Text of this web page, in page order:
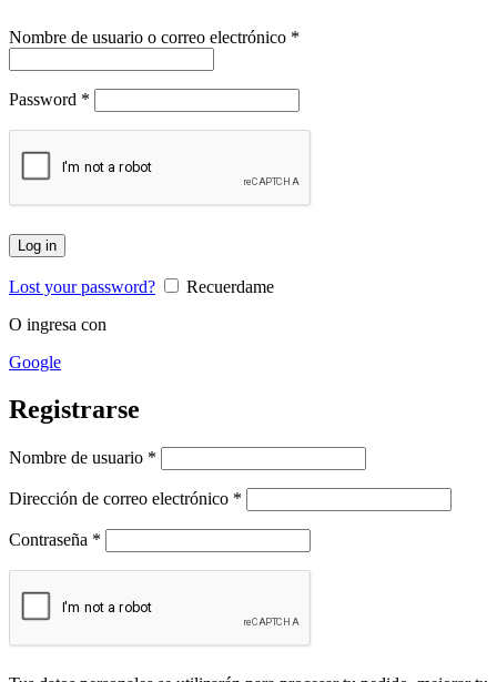
Nombre de usuario o correo electrónico *
Password *
Log in
Lost your password?
Recuerdame
O ingresa con
Google
Registrarse
Nombre de usuario *
Dirección de correo electrónico *
Contraseña *